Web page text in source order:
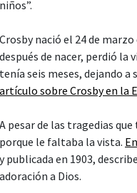
niños”.
Crosby nació el 24 de
después de nacer, perdió la
tenía seis meses, dejando a
artículo sobre Crosby en la
A pesar de las tragedias
porque le faltaba la vista.
y publicada en 1903,
adoración a Dios.